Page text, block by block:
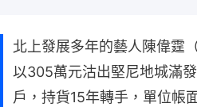
北上發展多年的藝人陳偉霆
以305萬元沽出堅尼地城滿
戶，持貨15年轉手，單位帳